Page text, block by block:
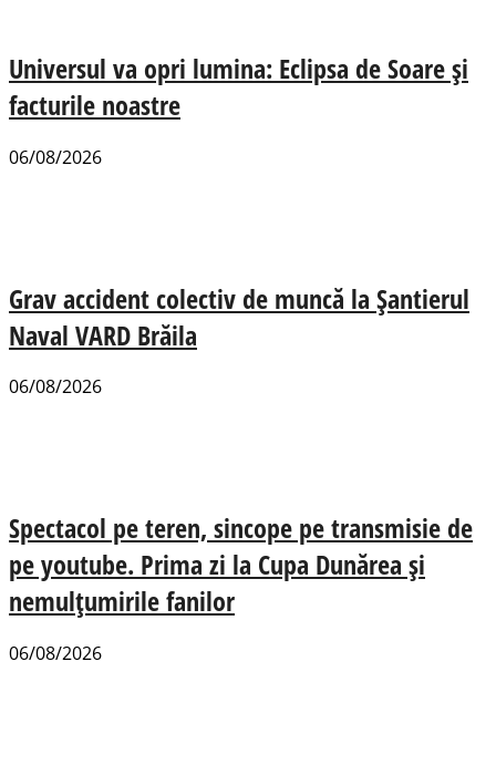
Universul va opri lumina: Eclipsa de Soare și
facturile noastre
06/08/2026
Grav accident colectiv de muncă la Șantierul
Naval VARD Brăila
06/08/2026
Spectacol pe teren, sincope pe transmisie de
pe youtube. Prima zi la Cupa Dunărea și
nemulțumirile fanilor
06/08/2026